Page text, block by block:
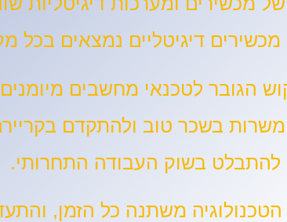
מכשירים דיגיטליים נמצאים בכל
הגובר לטכנאי מחשבים
בשכר טוב ולהתקדם
להתבלט בשוק העבודה התחרותי.
הטכנולוגיה משתנה כל הזמן,